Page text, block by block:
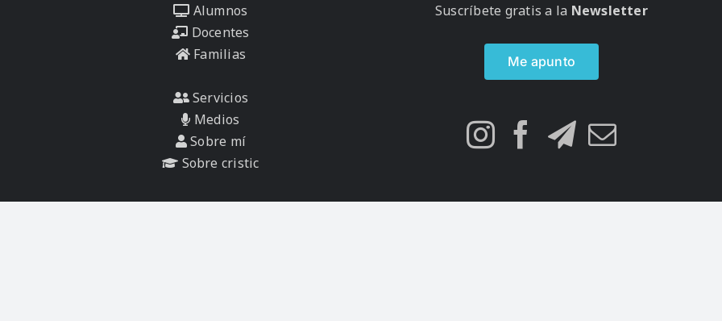
Alumnos
Docentes
Familias
Servicios
Medios
Sobre mí
Sobre cristic
Suscríbete gratis a la Newsletter
Me apunto